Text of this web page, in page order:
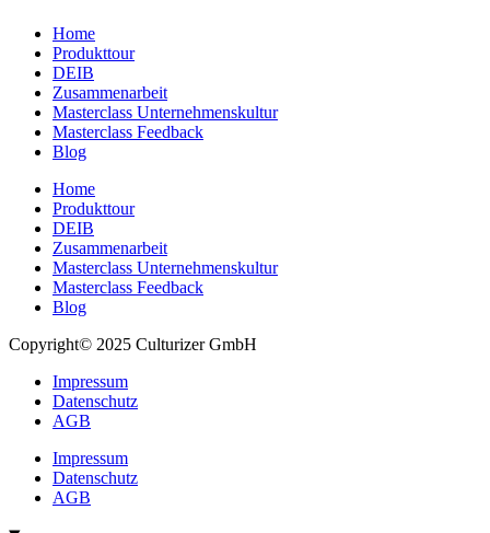
Home
Produkttour
DEIB
Zusammenarbeit
Masterclass Unternehmenskultur
Masterclass Feedback
Blog
Home
Produkttour
DEIB
Zusammenarbeit
Masterclass Unternehmenskultur
Masterclass Feedback
Blog
Copyright© 2025 Culturizer GmbH
Impressum
Datenschutz
AGB
Impressum
Datenschutz
AGB